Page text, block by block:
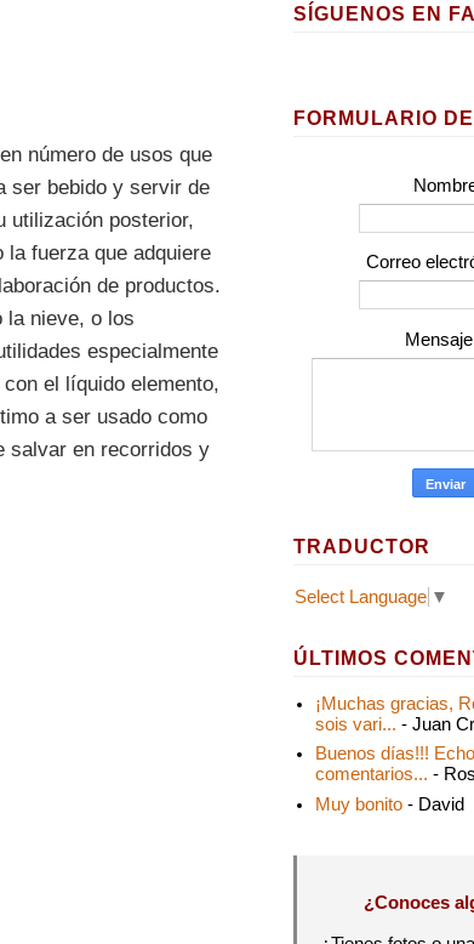
número de usos que
ser bebido y servir de
utilización posterior,
fuerza que adquiere
de productos.
la nieve, o los
especialmente
el líquido elemento,
a ser usado como
salvar en recorridos y
SÍGUENOS EN
FORMULARIO
Correo
Mensaje
TRADUCTOR
Select Language ▼
ÚLTIMOS
¡Muchas gracias,
sois vari... - Juan
Buenos días!!!
comentarios... -
Muy bonito - David
¿Conoces